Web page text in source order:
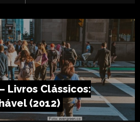
Livros Clássicos:
(2012)